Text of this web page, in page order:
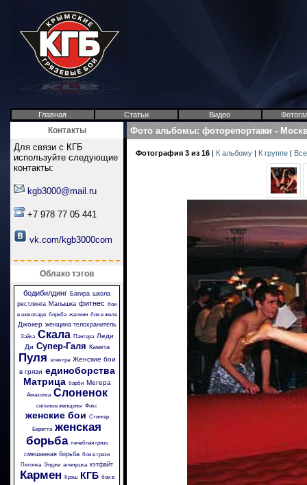
Главная Статьи Видео
Контакты
Для связи с КГБ
используйте следующие
контакты:
kgb3000@mail.ru
+7 978 77 05 441
vk.com/kgb3000com
Облако тэгов
бодибилдинг Багира школа
рестлинга Малышка фитнес бои
в шоколаде борьба жасмин бои в желе
Джокер женщина телохранитель
Зайка Скала Пантера
Леди
Ди Супер-Галя Камета
Пуля электра Женские бои
в грязи единоборства
Матрица барби Мегера
Амазонка Слоненок
сильные женщины Фокс
женские бои Стингер
Беретта женская
борьба лечебная грязь
смешанная борьба бои в грязи
Пяточка Энджи аленушка кэтфайт
Кармен Крэш КГБ бои в
Фото альбомы: фоторепортажи -
Фотография 3 из 16 | К альбому | К группе |